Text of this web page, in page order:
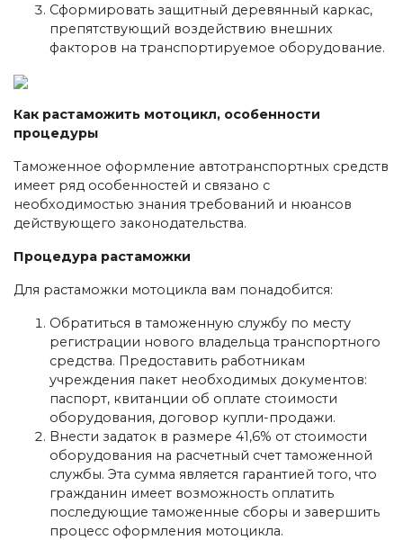
Сформировать защитный деревянный каркас,
препятствующий воздействию внешних
факторов на транспортируемое оборудование.
Как растаможить мотоцикл, особенности
процедуры
Таможенное оформление автотранспортных средств
имеет ряд особенностей и связано с
необходимостью знания требований и нюансов
действующего законодательства.
Процедура растаможки
Для растаможки мотоцикла вам понадобится:
Обратиться в таможенную службу по месту
регистрации нового владельца транспортного
средства. Предоставить работникам
учреждения пакет необходимых документов:
паспорт, квитанции об оплате стоимости
оборудования, договор купли-продажи.
Внести задаток в размере 41,6% от стоимости
оборудования на расчетный счет таможенной
службы. Эта сумма является гарантией того, что
гражданин имеет возможность оплатить
последующие таможенные сборы и завершить
процесс оформления мотоцикла.